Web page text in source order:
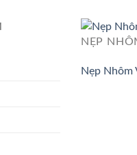
NẸP
Nẹp Nhôm